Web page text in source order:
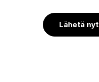
Lähetä nyt